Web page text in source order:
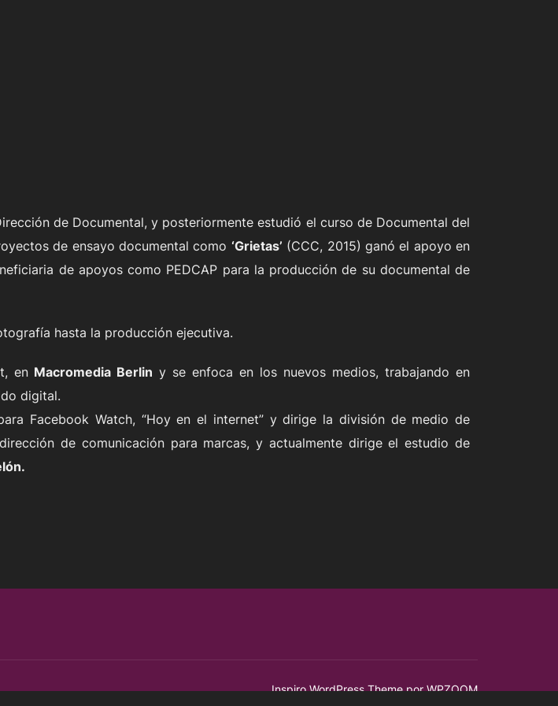
de Documental, y posteriormente estudió el curso de Documental del
de ensayo documental como ‘Grietas’ (CCC, 2015) ganó el apoyo en
de apoyos como PEDCAP para la producción de su documental de
hasta la producción ejecutiva.
en Macromedia Berlin y se enfoca en los nuevos medios, trabajando en
digital.
Facebook Watch, “Hoy en el internet” y dirige la división de medio de
de comunicación para marcas, y actualmente dirige el estudio de
Inspiro WordPress Theme porWPZOOM